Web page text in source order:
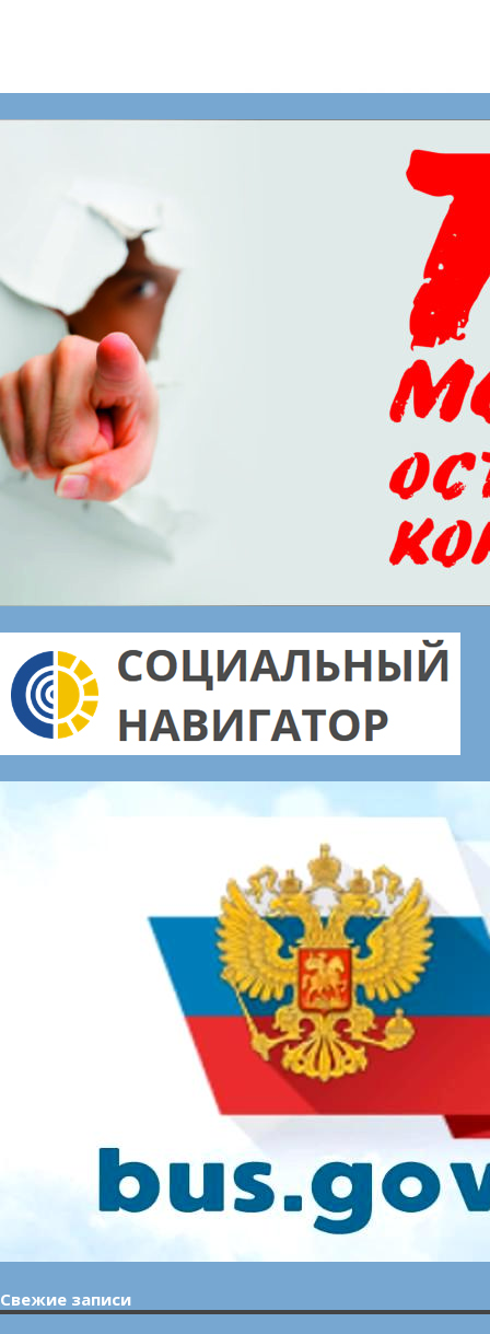
Свежие записи